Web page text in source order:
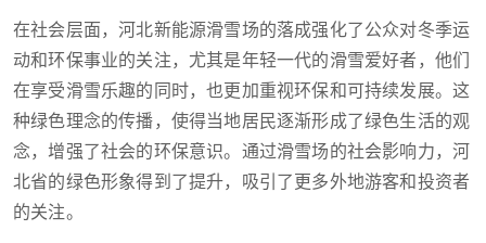
在社会层面，河北新能源滑雪场的落成强化了公众对冬季运
动和环保事业的关注，尤其是年轻一代的滑雪爱好者，他们
在享受滑雪乐趣的同时，也更加重视环保和可持续发展。这
种绿色理念的传播，使得当地居民逐渐形成了绿色生活的观
念，增强了社会的环保意识。通过滑雪场的社会影响力，河
北省的绿色形象得到了提升，吸引了更多外地游客和投资者
的关注。